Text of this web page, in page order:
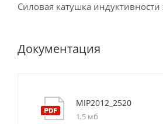
Силовая катушка
Документация
MIP2012_2520
1,5 мб